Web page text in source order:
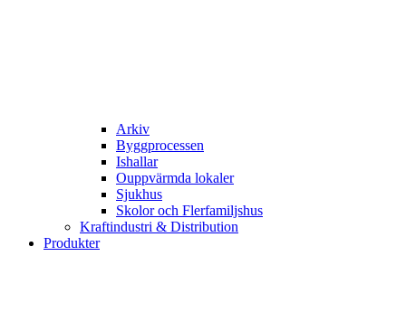
Arkiv
Byggprocessen
Ishallar
Ouppvärmda lokaler
Sjukhus
Skolor och Flerfamiljshus
Kraftindustri & Distribution
Produkter